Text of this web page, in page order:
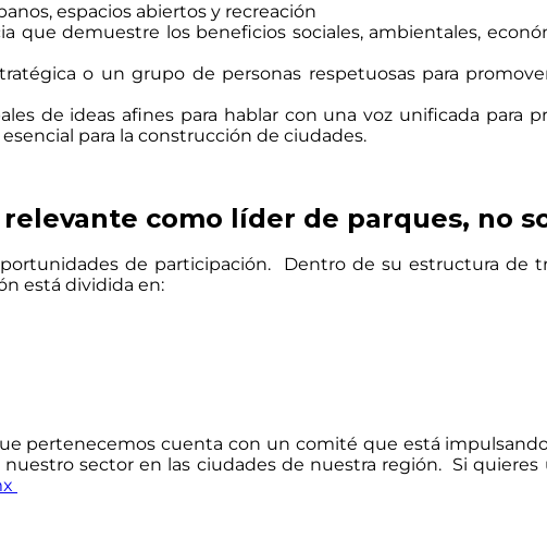
espacios abiertos y recreación
que demuestre los beneficios sociales, ambientales,
o un grupo de personas respetuosas para
de ideas afines para hablar con una voz unificada para
para la construcción de ciudades.
como líder de parques, no
de participación. Dentro de su estructura de
está dividida en:
pertenecemos cuenta con un comité que está
nuestro sector en las ciudades de nuestra región. Si